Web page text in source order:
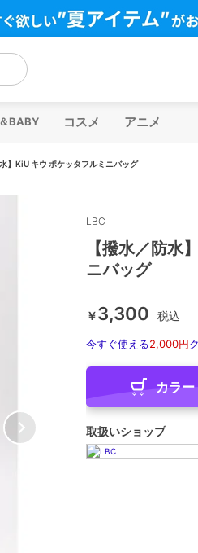
BABY コスメ アニメ
水】KiU キウ ポケッタフルミニバッグ
LBC
【撥水／防水
ニバッグ
￥3,300 税込
今すぐ使える2,000円
カラー
取扱いショップ